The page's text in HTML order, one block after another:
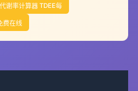
谢率计算器 TDEE每
费在线